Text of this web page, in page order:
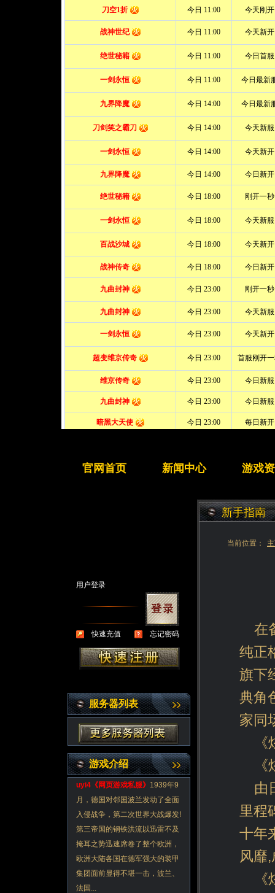
官网首页 新闻中心 游戏
用户登录
忘记密码
快速充值
服务器列表
游戏介绍
uyi4《网页游戏私服》 1939年9
月，德国对邻国波兰发动了全面
入侵战争，第二次世界大战爆发!
第三帝国的钢铁洪流以迅雷不及
掩耳之势迅速席卷了整个欧洲，
欧洲大陆各国在德军强大的装甲
集团面前显得不堪一击，波兰、
法国...
新手指南
当前位置：
在
纯正
旗下
典角
家同
由
里程
十年
风靡